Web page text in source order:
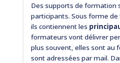
Des supports de formation
participants. Sous forme de
ils contiennent les
formateurs vont délivrer
plus souvent, elles sont au
sont adressées par mail.